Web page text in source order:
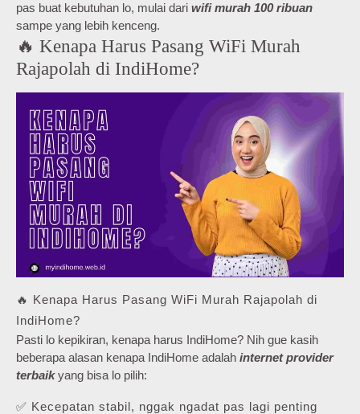
pas buat kebutuhan lo, mulai dari wifi murah 100 ribuan
sampe yang lebih kenceng.
🔥 Kenapa Harus Pasang WiFi Murah
Rajapolah di IndiHome?
🔥 Kenapa Harus Pasang WiFi Murah Rajapolah di
IndiHome?
Pasti lo kepikiran, kenapa harus IndiHome? Nih gue kasih
beberapa alasan kenapa IndiHome adalah internet provider
terbaikyang bisa lo pilih:
✅ Kecepatan stabil, nggak ngadat pas lagi penting